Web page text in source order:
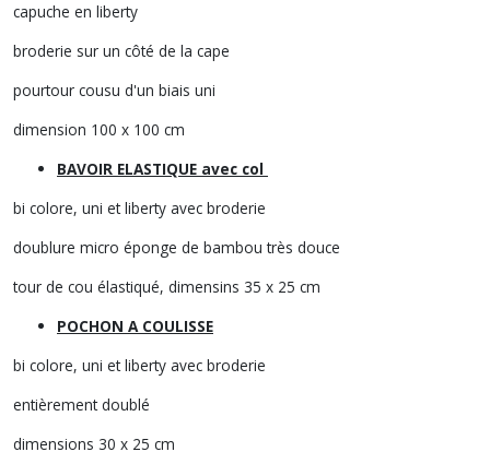
capuche en liberty
broderie sur un côté de la cape
pourtour cousu d'un biais uni
dimension 100 x 100 cm
BAVOIR ELASTIQUE avec col
bi colore, uni et liberty avec broderie
doublure micro éponge de bambou très douce
tour de cou élastiqué, dimensins 35 x 25 cm
POCHON A COULISSE
bi colore, uni et liberty avec broderie
entièrement doublé
dimensions 30 x 25 cm